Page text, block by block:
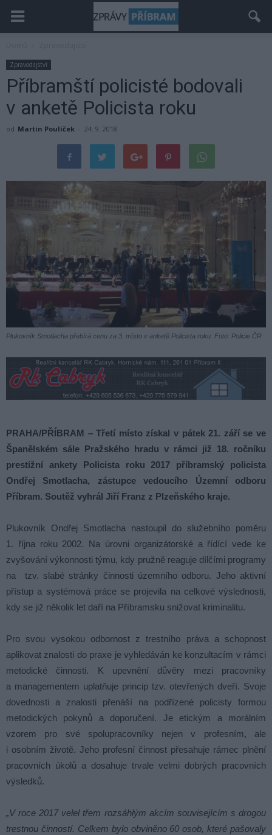
Zpravodajství
Příbramští policisté bodovali
v anketě Policista roku
od Martin Poulíček - 24. 9. 2018
Plukovník Smotlacha přebírá cenu za 3. místo v anketě Policista roku. Foto: Policie ČR
PRAHA/PŘÍBRAM – Třetí místo získal v pátek 21. září se ve
Španělském sále Pražského hradu v rámci již 18. ročníku
prestižní ankety Policista roku 2017 příbramský policista
Ondřej Smotlacha, zástupce vedoucího Územní odboru
Příbram. Soutěž vyhrál Jiří Franz z Plzeňského kraje.
Plukovník Ondřej Smotlacha nastoupil do služebního poměru
1. října roku 2002. Na úrovni organizátorské a řídící vede ke
zvyšování výkonnosti týmu, kdy pružně reaguje dílčími programy
na tzv. slabé stránky činnosti územního odboru. Jeho aktivní
přístup a systémová práce se projevila na celkové výslednosti,
kdy se již několik let daří na Příbramsku snižovat kriminalitu.
Pro svou vysokou odbornost z trestního práva a schopnost
aplikovat znalosti do praxe je vyhledáván ke konzultacím v rámci
metodické činnosti. K upevnění důvěry mezi pracovníky
a managementem uplatňuje princip tzv. otevřených dveří. Svoje
dovednosti a znalosti přenáší na podřízené policisty formou
metodických pokynů a doporučení. Je etickým a morálním
vzorem pro své spolupracovníky nejen v profesním, ale
i osobním životě. Jeho profesní činnost přesahuje rámec plnění
pracovních úkolů a dosahuje trvale velmi dobrých pracovních
výsledků.
„V roce 2017 velel třem rozsáhlým akcím souvisejícím s drogou
trestnou činností. Celkem bylo obviněno 60 osob, které pašovaly